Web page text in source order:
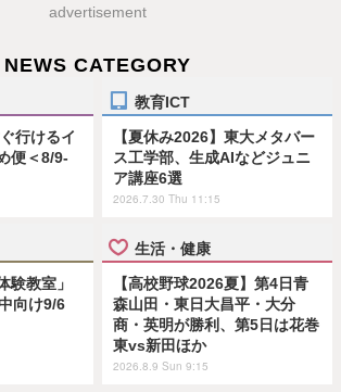
advertisement
NEWS CATEGORY
行けるイ
便＜8/9-
教育ICT
【夏休み2026】東大メタバー
ス工学部、生成AIなどジュニ
ア講座6選
2026.7.30 Thu 11:15
験教室」
向け9/6
生活・健康
【高校野球2026夏】第4日青
森山田・東日大昌平・大分
商・英明が勝利、第5日は花巻
東vs新田ほか
2026.8.9 Sun 9:15